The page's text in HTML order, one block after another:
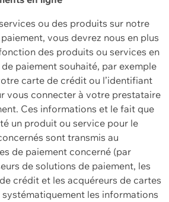
ou des produits sur notre
vous devrez nous en plus
des produits ou services en
paiement souhaité, par exemple
carte de crédit ou l’identifiant
vous connecter à votre prestataire
Ces informations et le fait que
un produit ou service pour le
sont transmis au
de paiement concerné (par
de solutions de paiement, les
crédit et les acquéreurs de cartes
les informations